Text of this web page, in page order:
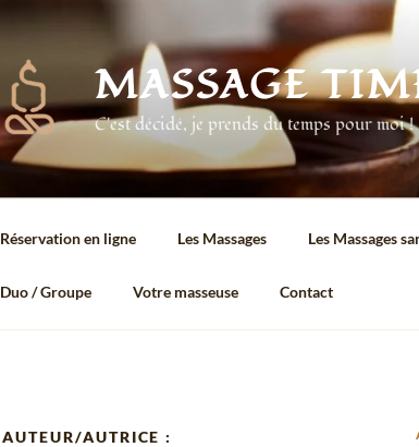
MASSAGE
C'est décidé, je prends du temps pour moi !
Réservation en ligne Les Massages Les Massages
Duo / Groupe Votre masseuse Contact
AUTEUR/AUTRICE :